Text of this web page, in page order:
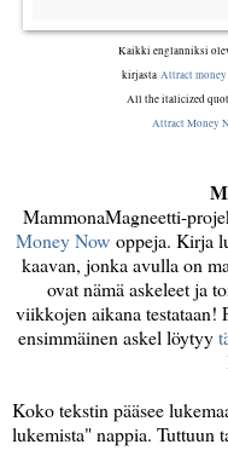
Kaikki englanniksi
kirjasta Attract
All the italicized
Attract Money
MammonaMagneetti-
Money Nowoppeja. Kirja
kaavan, jonka avulla on
ovat nämä askeleet ja
viikkojen aikana testataan!
ensimmäinen askel löytyy
Koko tekstin pääsee
lukemista" nappia. Tuttuun